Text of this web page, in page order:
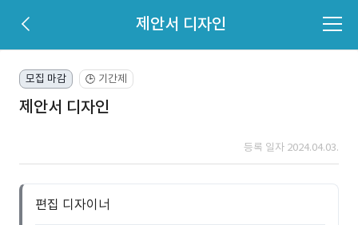
제안서 디자인
모집 마감 🕒 기간제
제안서 디자인
등록 일자 2024.04.03.
편집 디자이너